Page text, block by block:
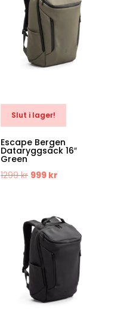
Slut i lager!
Escape Bergen
Dataryggsäck 16″
Green
1299kr Det
var:
1299 kr.
999 kr
är:
999 kr.